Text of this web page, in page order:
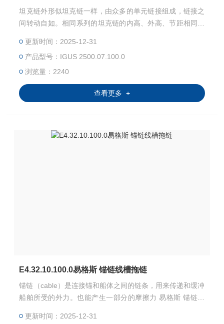
坦克链外形似坦克链一样，由众多的单元链接组成，链接之
间转动自如。相同系列的坦克链的内高、外高、节距相同，
更新时间：2025-12-31
产品型号：IGUS 2500.07.100.0
浏览量：2240
查看更多 +
E4.32.10.100.0易格斯 锚链线槽拖链
锚链（cable）是连接锚和船体之间的链条，用来传递和缓冲
船舶所受的外力。也能产生一部分的摩擦力 易格斯 锚链线
更新时间：2025-12-31